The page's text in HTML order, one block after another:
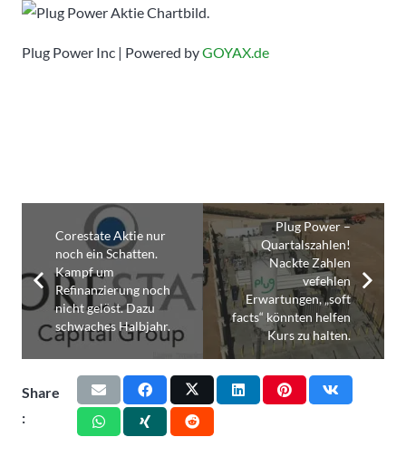
Plug Power Inc | Powered byGOYAX.de
Corestate Aktie nur
noch ein Schatten.
Kampf um
Refinanzierung noch
nicht gelöst. Dazu
schwaches Halbjahr.
Plug Power –
Quartalszahlen!
Nackte Zahlen
vefehlen
Erwartungen, „soft
facts“ könnten helfen
Kurs zu halten.
Share
: